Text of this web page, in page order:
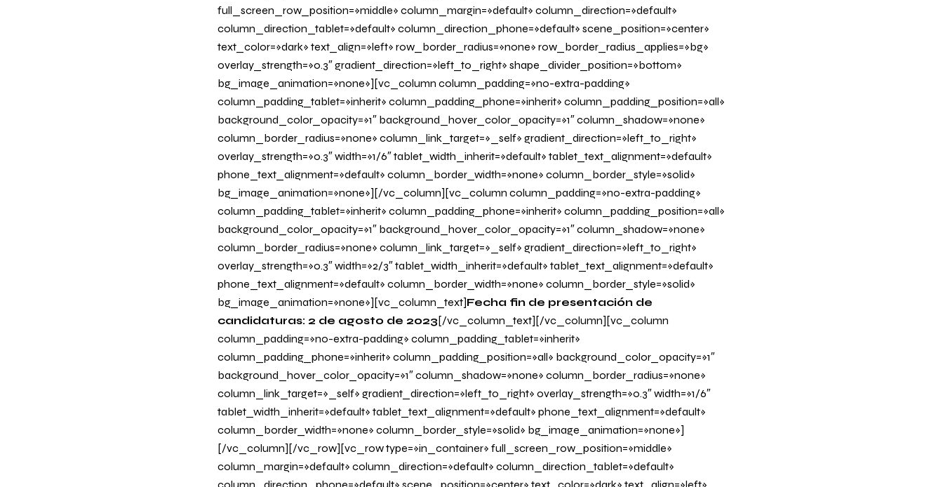
full_screen_row_position=»middle» column_margin=»default» column_direction=»default»
column_direction_tablet=»default» column_direction_phone=»default» scene_position=»center»
text_color=»dark» text_align=»left» row_border_radius=»none» row_border_radius_applies=»bg»
overlay_strength=»0.3″ gradient_direction=»left_to_right» shape_divider_position=»bottom»
bg_image_animation=»none»][vc_column column_padding=»no-extra-padding»
column_padding_tablet=»inherit» column_padding_phone=»inherit» column_padding_position=»all»
background_color_opacity=»1″ background_hover_color_opacity=»1″ column_shadow=»none»
column_border_radius=»none» column_link_target=»_self» gradient_direction=»left_to_right»
overlay_strength=»0.3″ width=»1/6″ tablet_width_inherit=»default» tablet_text_alignment=»default»
phone_text_alignment=»default» column_border_width=»none» column_border_style=»solid»
bg_image_animation=»none»][/vc_column][vc_column column_padding=»no-extra-padding»
column_padding_tablet=»inherit» column_padding_phone=»inherit» column_padding_position=»all»
background_color_opacity=»1″ background_hover_color_opacity=»1″ column_shadow=»none»
column_border_radius=»none» column_link_target=»_self» gradient_direction=»left_to_right»
overlay_strength=»0.3″ width=»2/3″ tablet_width_inherit=»default» tablet_text_alignment=»default»
phone_text_alignment=»default» column_border_width=»none» column_border_style=»solid»
bg_image_animation=»none»][vc_column_text]Fecha fin de presentación de
candidaturas: 2 de agosto de 2023 [/vc_column_text][/vc_column][vc_column
column_padding=»no-extra-padding» column_padding_tablet=»inherit»
column_padding_phone=»inherit» column_padding_position=»all» background_color_opacity=»1″
background_hover_color_opacity=»1″ column_shadow=»none» column_border_radius=»none»
column_link_target=»_self» gradient_direction=»left_to_right» overlay_strength=»0.3″ width=»1/6″
tablet_width_inherit=»default» tablet_text_alignment=»default» phone_text_alignment=»default»
column_border_width=»none» column_border_style=»solid» bg_image_animation=»none»]
[/vc_column][/vc_row][vc_row type=»in_container» full_screen_row_position=»middle»
column_margin=»default» column_direction=»default» column_direction_tablet=»default»